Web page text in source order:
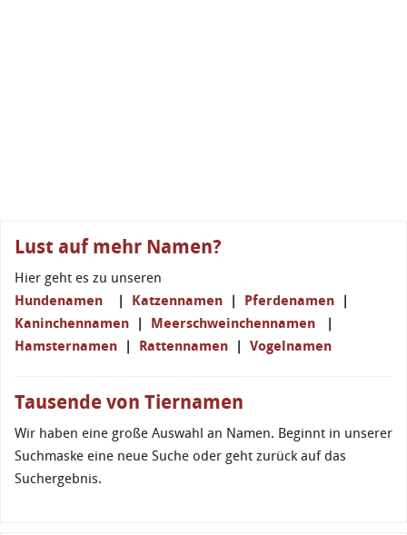
Lust auf mehr Namen?
Hier geht es zu unseren
Hundenamen | Katzennamen | Pferdenamen |
Kaninchennamen | Meerschweinchennamen |
Hamsternamen | Rattennamen | Vogelnamen
Tausende von Tiernamen
Wir haben eine große Auswahl an Namen. Beginnt in unserer
Suchmaske eine neue Suche oder geht zurück auf das
Suchergebnis.